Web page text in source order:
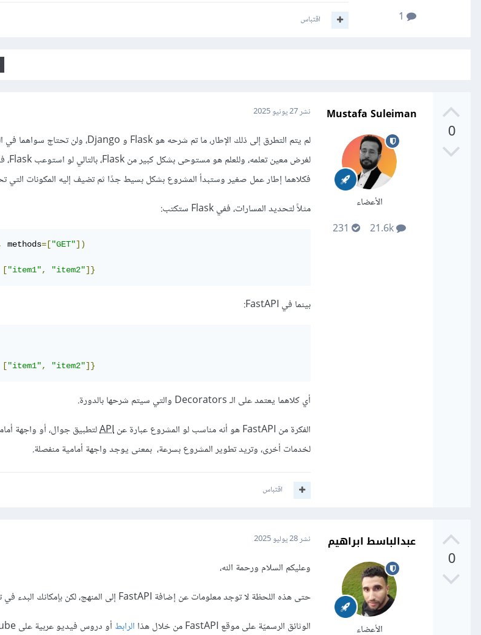
اقتباس
0
Mustafa Suleiman
الأعضاء
نشر27 يونيو 2025
فكلاهما إطار عمل صغير وستبدأ المشروع بشكل بسيط جدًا ثم تضيف إليه المكونات التي
مثلاً لتحديد المسارات، ففي Flask ستكتب:
methods=["GET"])
["item1", "item2"]}
بينما في FastAPI:
["item1", "item2"]}
أي كلاهما يعتمد على الـ Decorators والتي سيتم شرحها بالدورة.
الفكرة من FastAPI هو أنه مناسب لو المشروع عبارة عن
API
لخدمات أخرى، وتريد تطوير المشروع بسرعة، بمعنى يوجد واجهة أمامية منفصلة.
اقتباس
0
عبدالباسط ابراهيم
الأعضاء
نشر28 يوليو 2025
وعليكم السلام ورحمة الله،
حتى هذه اللحظة لا توجد معلومات عن إضافة FastAPI إلى المنهج، لكن بإمكانك البدء في تعلمه ذاتياً من خلال
الوثائق الرسميّة على موقع FastAPI من خلال هذا
الرابط